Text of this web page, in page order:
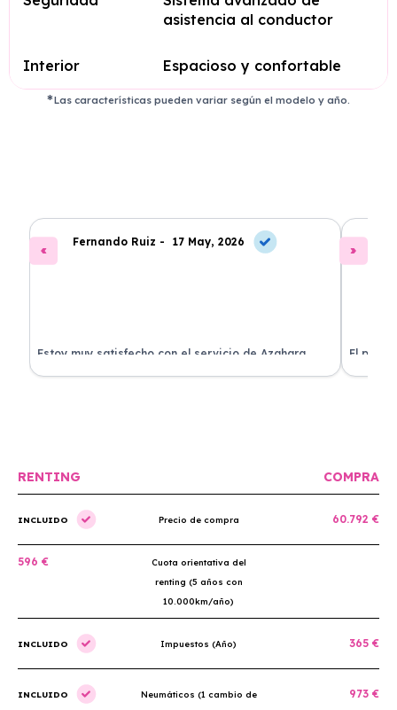
asistencia al conductor
Interior Espacioso y confortable
Las características pueden variar según el modelo y año.
Fernando Ruiz - 17 May, 2026
Estoy muy satisfecho con el servicio de Azahara
Renting. El coche está en perfectas condiciones y el
El
llegó
RENTING COMPRA
INCLUIDO Precio de compra 60.792 €
596 €
Cuota orientativa del
renting (5 años con
10.000km/año)
INCLUIDO Impuestos (Año) 365 €
INCLUIDO
Neumáticos (1 cambio de
973 €